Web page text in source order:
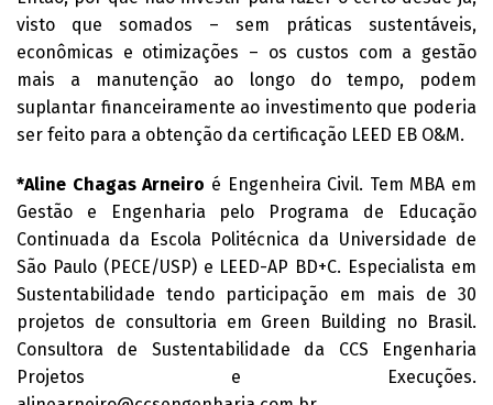
visto que somados – sem práticas sustentáveis,
econômicas e otimizações – os custos com a gestão
mais a manutenção ao longo do tempo, podem
suplantar financeiramente ao investimento que poderia
ser feito para a obtenção da certificação LEED EB O&M.
*Aline Chagas Arneiro é Engenheira Civil. Tem MBA em
Gestão e Engenharia pelo Programa de Educação
Continuada da Escola Politécnica da Universidade de
São Paulo (PECE/USP) e LEED-AP BD+C. Especialista em
Sustentabilidade tendo participação em mais de 30
projetos de consultoria em Green Building no Brasil.
Consultora de Sustentabilidade da CCS Engenharia
Projetos e Execuções.